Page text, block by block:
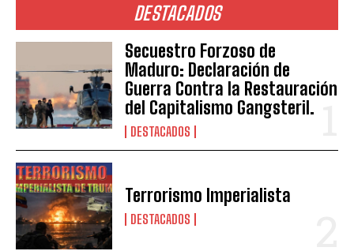
DESTACADOS
Secuestro Forzoso de
Maduro: Declaración de
Guerra Contra la Restauración
del Capitalismo Gangsteril.
DESTACADOS
Terrorismo Imperialista
DESTACADOS